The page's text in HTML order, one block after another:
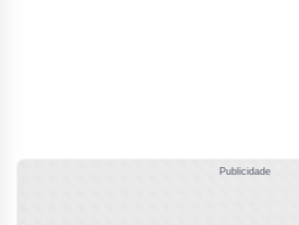
Publicidade